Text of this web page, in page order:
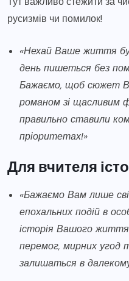
русизмів чи помилок!
«Нехай Ваше життя
день пишеться без
Бажаємо, щоб сюжет
романом зі щасливим
правильно ставили
пріоритетах!»
Для вчителя
«Бажаємо Вам лише
епохальних подій в
історія Вашого
перемог, мирних угод
залишаться в